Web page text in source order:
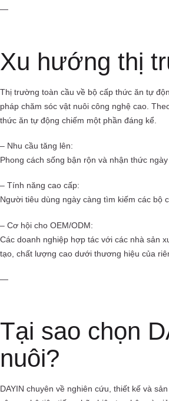
—
Xu hướng thị
Thị trường toàn cầu về bộ cấp thức ăn tự
pháp chăm sóc vật nuôi công nghệ cao.
thức ăn tự động chiếm một phần đáng kể.
– Nhu cầu tăng lên:
Phong cách sống bận rộn và nhận thức
– Tính năng cao cấp:
Người tiêu dùng ngày càng tìm kiếm các bộ
– Cơ hội cho OEM/ODM:
Các doanh nghiệp hợp tác với các nhà sản
tạo, chất lượng cao dưới thương hiệu của
—
Tại sao chọn
nuôi?
DAYIN chuyên về nghiên cứu, thiết kế và